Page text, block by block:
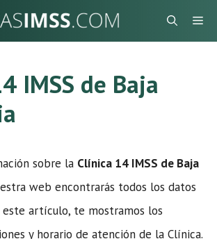
IMSS de Baja
sobre la Clínica 14 IMSS de Baja
web encontrarás todos los datos
este artículo, te mostramos los
y horario de atención de la Clínica.